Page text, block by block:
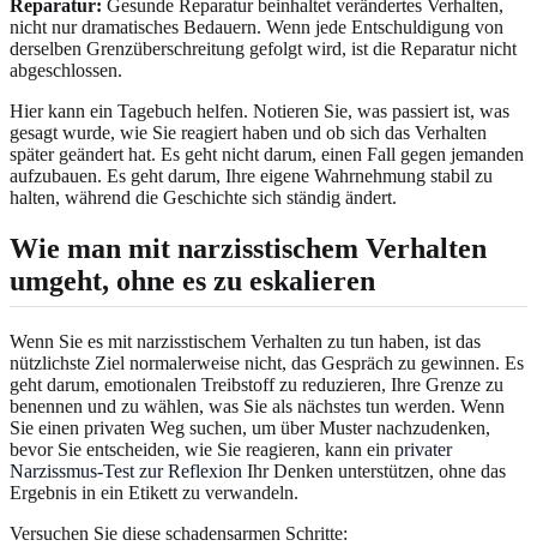
Reparatur: Gesunde Reparatur beinhaltet verändertes Verhalten,
nicht nur dramatisches Bedauern. Wenn jede Entschuldigung von
derselben Grenzüberschreitung gefolgt wird, ist die Reparatur nicht
abgeschlossen.
Hier kann ein Tagebuch helfen. Notieren Sie, was passiert ist, was
gesagt wurde, wie Sie reagiert haben und ob sich das Verhalten
später geändert hat. Es geht nicht darum, einen Fall gegen jemanden
aufzubauen. Es geht darum, Ihre eigene Wahrnehmung stabil zu
halten, während die Geschichte sich ständig ändert.
Wie man mit narzisstischem Verhalten
umgeht, ohne es zu eskalieren
Wenn Sie es mit narzisstischem Verhalten zu tun haben, ist das
nützlichste Ziel normalerweise nicht, das Gespräch zu gewinnen. Es
geht darum, emotionalen Treibstoff zu reduzieren, Ihre Grenze zu
benennen und zu wählen, was Sie als nächstes tun werden. Wenn
Sie einen privaten Weg suchen, um über Muster nachzudenken,
bevor Sie entscheiden, wie Sie reagieren, kann ein privater
Narzissmus-Test zur Reflexion Ihr Denken unterstützen, ohne das
Ergebnis in ein Etikett zu verwandeln.
Versuchen Sie diese schadensarmen Schritte: